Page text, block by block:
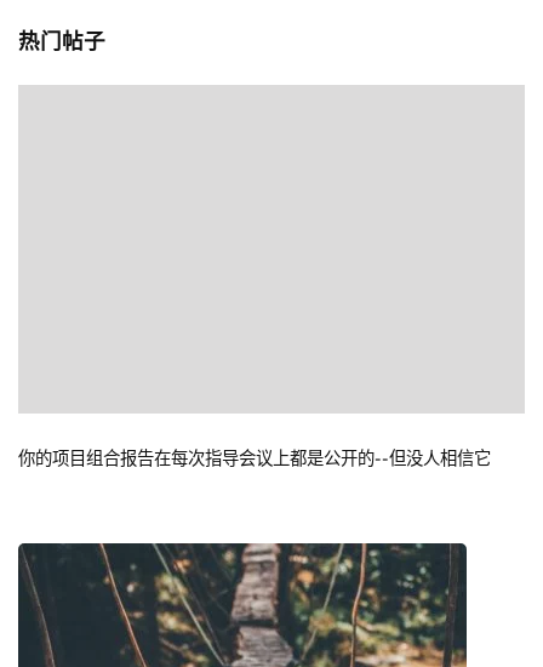
热门帖子
你的项目组合报告在每次指导会议上都是公开的--但没人相信它